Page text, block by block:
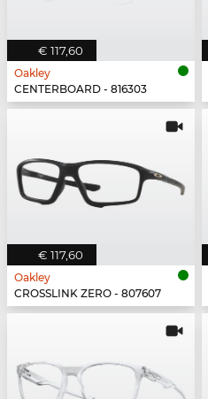
€ 117,60
Oakley
CENTERBOARD - 816303
€ 117,60
Oakley
CROSSLINK ZERO - 807607